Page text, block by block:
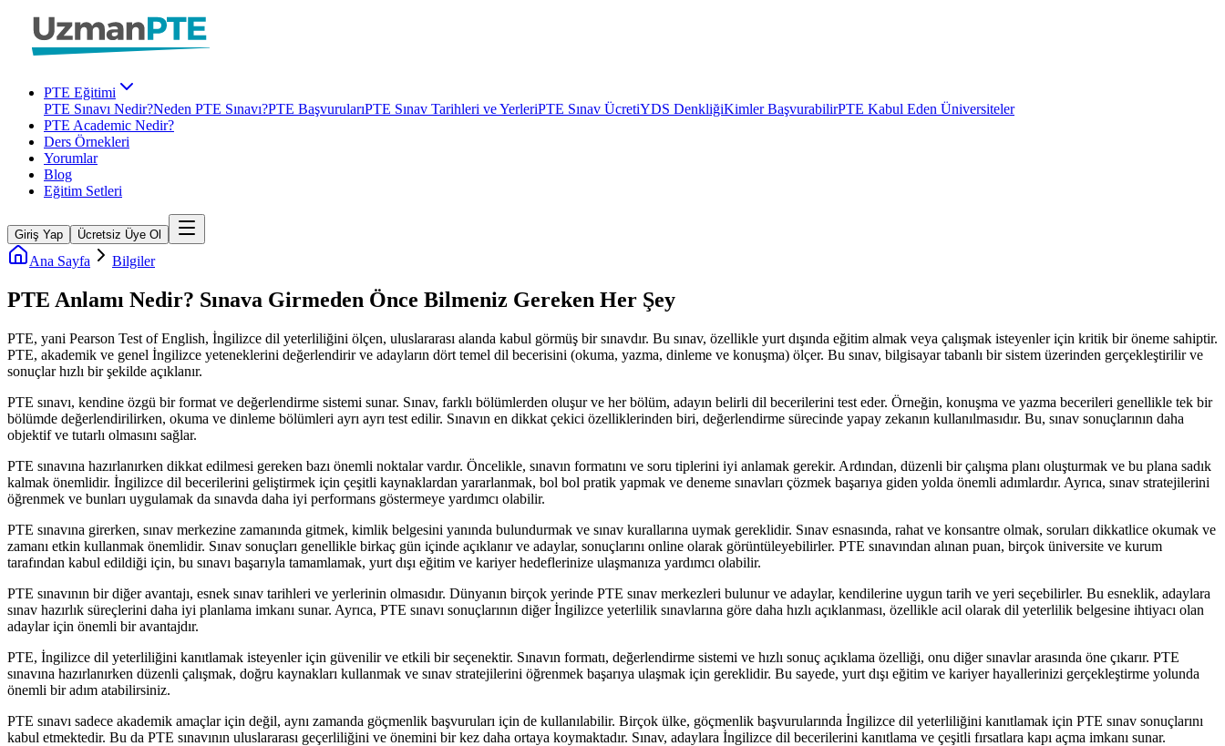
PTE Eğitimi
PTE Sınavı Nedir?Neden PTE Sınavı?PTE BaşvurularıPTE Sınav Tarihleri ve YerleriPTE Sınav ÜcretiYDS DenkliğiKimler BaşvurabilirPTE Kabul Eden Üniversiteler
PTE Academic Nedir?
Ders Örnekleri
Yorumlar
Blog
Eğitim Setleri
Giriş Yap Ücretsiz Üye Ol
Ana Sayfa Bilgiler
PTE Anlamı Nedir? Sınava Girmeden Önce Bilmeniz Gereken Her Şey
PTE, yani Pearson Test of English, İngilizce dil yeterliliğini ölçen, uluslararası alanda kabul görmüş bir sınavdır. Bu sınav, özellikle yurt dışında eğitim almak veya çalışmak isteyenler için kritik bir öneme sahiptir.
PTE, akademik ve genel İngilizce yeteneklerini değerlendirir ve adayların dört temel dil becerisini (okuma, yazma, dinleme ve konuşma) ölçer. Bu sınav, bilgisayar tabanlı bir sistem üzerinden gerçekleştirilir ve
sonuçlar hızlı bir şekilde açıklanır.
PTE sınavı, kendine özgü bir format ve değerlendirme sistemi sunar. Sınav, farklı bölümlerden oluşur ve her bölüm, adayın belirli dil becerilerini test eder. Örneğin, konuşma ve yazma becerileri genellikle tek bir
bölümde değerlendirilirken, okuma ve dinleme bölümleri ayrı ayrı test edilir. Sınavın en dikkat çekici özelliklerinden biri, değerlendirme sürecinde yapay zekanın kullanılmasıdır. Bu, sınav sonuçlarının daha
objektif ve tutarlı olmasını sağlar.
PTE sınavına hazırlanırken dikkat edilmesi gereken bazı önemli noktalar vardır. Öncelikle, sınavın formatını ve soru tiplerini iyi anlamak gerekir. Ardından, düzenli bir çalışma planı oluşturmak ve bu plana sadık
kalmak önemlidir. İngilizce dil becerilerini geliştirmek için çeşitli kaynaklardan yararlanmak, bol bol pratik yapmak ve deneme sınavları çözmek başarıya giden yolda önemli adımlardır. Ayrıca, sınav stratejilerini
öğrenmek ve bunları uygulamak da sınavda daha iyi performans göstermeye yardımcı olabilir.
PTE sınavına girerken, sınav merkezine zamanında gitmek, kimlik belgesini yanında bulundurmak ve sınav kurallarına uymak gereklidir. Sınav esnasında, rahat ve konsantre olmak, soruları dikkatlice okumak ve
zamanı etkin kullanmak önemlidir. Sınav sonuçları genellikle birkaç gün içinde açıklanır ve adaylar, sonuçlarını online olarak görüntüleyebilirler. PTE sınavından alınan puan, birçok üniversite ve kurum
tarafından kabul edildiği için, bu sınavı başarıyla tamamlamak, yurt dışı eğitim ve kariyer hedeflerinize ulaşmanıza yardımcı olabilir.
PTE sınavının bir diğer avantajı, esnek sınav tarihleri ve yerlerinin olmasıdır. Dünyanın birçok yerinde PTE sınav merkezleri bulunur ve adaylar, kendilerine uygun tarih ve yeri seçebilirler. Bu esneklik, adaylara
sınav hazırlık süreçlerini daha iyi planlama imkanı sunar. Ayrıca, PTE sınavı sonuçlarının diğer İngilizce yeterlilik sınavlarına göre daha hızlı açıklanması, özellikle acil olarak dil yeterlilik belgesine ihtiyacı olan
adaylar için önemli bir avantajdır.
PTE, İngilizce dil yeterliliğini kanıtlamak isteyenler için güvenilir ve etkili bir seçenektir. Sınavın formatı, değerlendirme sistemi ve hızlı sonuç açıklama özelliği, onu diğer sınavlar arasında öne çıkarır. PTE
sınavına hazırlanırken düzenli çalışmak, doğru kaynakları kullanmak ve sınav stratejilerini öğrenmek başarıya ulaşmak için gereklidir. Bu sayede, yurt dışı eğitim ve kariyer hayallerinizi gerçekleştirme yolunda
önemli bir adım atabilirsiniz.
PTE sınavı sadece akademik amaçlar için değil, aynı zamanda göçmenlik başvuruları için de kullanılabilir. Birçok ülke, göçmenlik başvurularında İngilizce dil yeterliliğini kanıtlamak için PTE sınav sonuçlarını
kabul etmektedir. Bu da PTE sınavının uluslararası geçerliliğini ve önemini bir kez daha ortaya koymaktadır. Sınav, adaylara İngilizce dil becerilerini kanıtlama ve çeşitli fırsatlara kapı açma imkanı sunar.